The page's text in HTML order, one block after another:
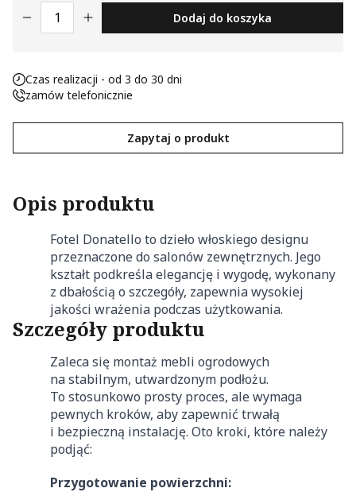
ilość FOTEL DONATELLO Dodaj do koszyka
Czas realizacji - od 3 do 30 dni
zamów telefonicznie
Zapytaj o produkt
Opis produktu
Fotel Donatello to dzieło włoskiego designu
przeznaczone do salonów zewnętrznych. Jego
kształt podkreśla elegancję i wygodę, wykonany
z dbałością o szczegóły, zapewnia wysokiej
jakości wrażenia podczas użytkowania.
Szczegóły produktu
Zaleca się montaż mebli ogrodowych
na stabilnym, utwardzonym podłożu.
To stosunkowo prosty proces, ale wymaga
pewnych kroków, aby zapewnić trwałą
i bezpieczną instalację. Oto kroki, które należy
podjąć:
Przygotowanie powierzchni:
Nieklasyfikowane pliki cookie, to pliki, które są w procesie
Zapisz moje preferencje